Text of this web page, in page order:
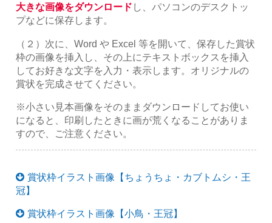
大きな画像をダウンロード し、パソコンのデスクトッ
プなどに保存します。
（２）次に、Word や Excel 等を開いて、保存した賞状
枠の画像を挿入し、その上にテキストボックスを挿入
してお好きな文字を入力・表示します。オリジナルの
賞状を完成させてください。
※小さい見本画像をそのままダウンロードしてお使い
になると、印刷したときに画が荒くなることがありま
すので、ご注意ください。
賞状枠イラスト画像【ちょうちょ・カブトムシ・王
冠】
賞状枠イラスト画像【小鳥・王冠】